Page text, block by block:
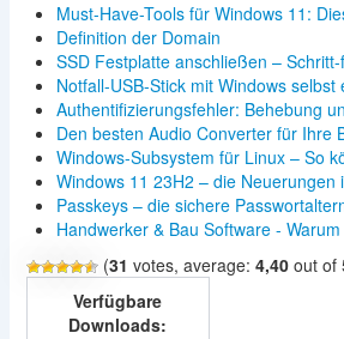
Must-Have-Tools für Windows 11:
Definition der Domain
SSD Festplatte anschließen –
Notfall-USB-Stick mit Windows selbst
Authentifizierungsfehler: Behebung
Den besten Audio Converter für Ihre
Windows-Subsystem für Linux – So
Windows 11 23H2 – die
Passkeys – die sichere
Handwerker & Bau Software -
(31 votes, average: 4,40out of
Verfügbare
Downloads: